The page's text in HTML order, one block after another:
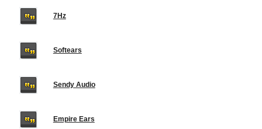
7Hz
Softears
Sendy Audio
Empire Ears